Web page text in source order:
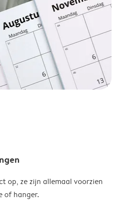
op, ze zijn allemaal voorzien
of hanger.